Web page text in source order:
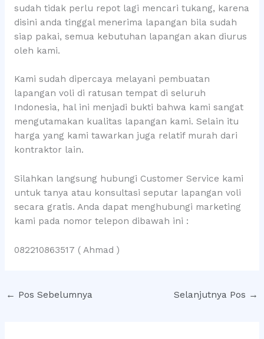
sudah tidak perlu repot lagi mencari tukang, karena
disini anda tinggal menerima lapangan bila sudah
siap pakai, semua kebutuhan lapangan akan diurus
oleh kami.
Kami sudah dipercaya melayani pembuatan
lapangan voli di ratusan tempat di seluruh
Indonesia, hal ini menjadi bukti bahwa kami sangat
mengutamakan kualitas lapangan kami. Selain itu
harga yang kami tawarkan juga relatif murah dari
kontraktor lain.
Silahkan langsung hubungi Customer Service kami
untuk tanya atau konsultasi seputar lapangan voli
secara gratis. Anda dapat menghubungi marketing
kami pada nomor telepon dibawah ini :
082210863517 ( Ahmad )
← Pos Sebelumnya Selanjutnya Pos →